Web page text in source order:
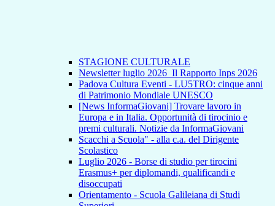
STAGIONE CULTURALE
Newsletter luglio 2026_Il Rapporto Inps 2026
Padova Cultura Eventi - LU5TRO: cinque anni
di Patrimonio Mondiale UNESCO
[News InformaGiovani] Trovare lavoro in
Europa e in Italia. Opportunità di tirocinio e
premi culturali. Notizie da InformaGiovani
Scacchi a Scuola" - alla c.a. del Dirigente
Scolastico
Luglio 2026 - Borse di studio per tirocini
Erasmus+ per diplomandi, qualificandi e
disoccupati
Orientamento - Scuola Galileiana di Studi